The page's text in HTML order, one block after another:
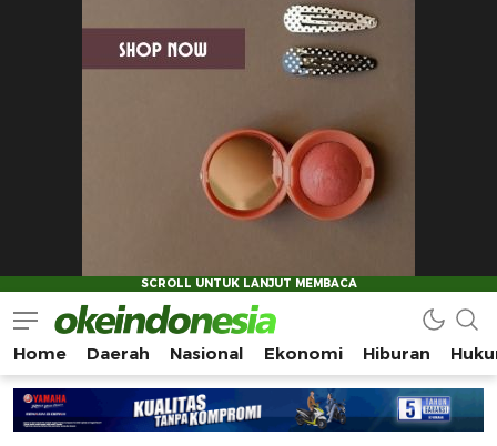
Okeindonesia.Online
Mengonlinekan Indonesia Secara Utuh
Home Daerah Nasional Ekonomi Hiburan